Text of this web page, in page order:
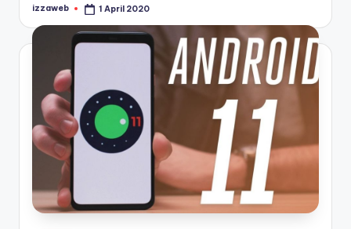
Posted
izzaweb 1 April 2020